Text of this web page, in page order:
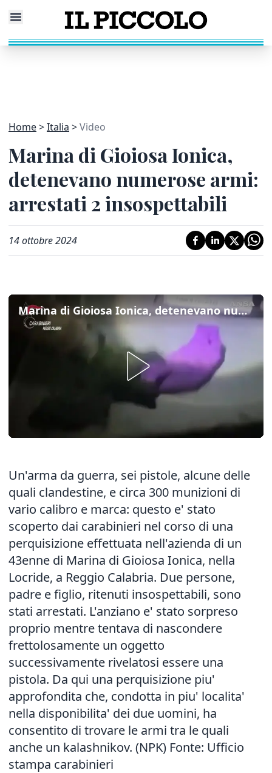
Home Italia Video
Marina di Gioiosa Ionica,
detenevano numerose armi:
arrestati 2 insospettabili
14 ottobre 2024
Marina di Gioiosa Ionica, detenevano numerose armi: arrestati 2 insospettabili
Un'arma da guerra, sei pistole, alcune delle
quali clandestine, e circa 300 munizioni di
vario calibro e marca: questo e' stato
scoperto dai carabinieri nel corso di una
perquisizione effettuata nell'azienda di un
43enne di Marina di Gioiosa Ionica, nella
Locride, a Reggio Calabria. Due persone,
padre e figlio, ritenuti insospettabili, sono
stati arrestati. L'anziano e' stato sorpreso
proprio mentre tentava di nascondere
frettolosamente un oggetto
successivamente rivelatosi essere una
pistola. Da qui una perquisizione piu'
approfondita che, condotta in piu' localita'
nella disponibilita' dei due uomini, ha
consentito di trovare le armi tra le quali
anche un kalashnikov. (NPK) Fonte: Ufficio
stampa carabinieri